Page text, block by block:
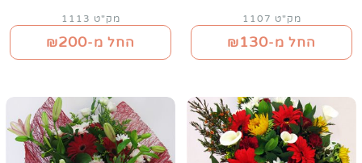
מק"ט 1107
החל מ-₪130
מק"ט 1113
החל מ-₪200